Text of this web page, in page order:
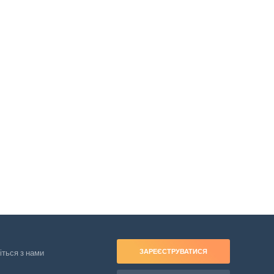
з нами ЗАРЕЄСТРУВАТИСЯ